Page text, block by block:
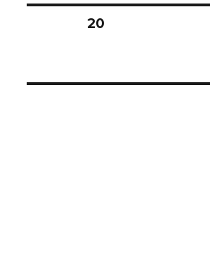
PAGINĂ20